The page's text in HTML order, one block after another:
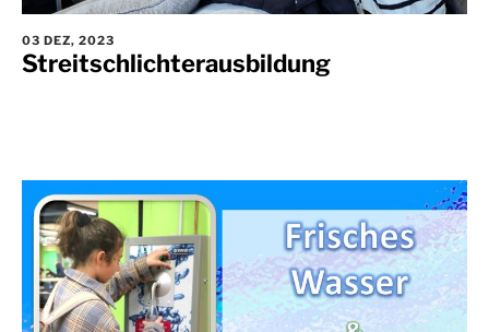
03 DEZ, 2023
Streitschlichterausbildung